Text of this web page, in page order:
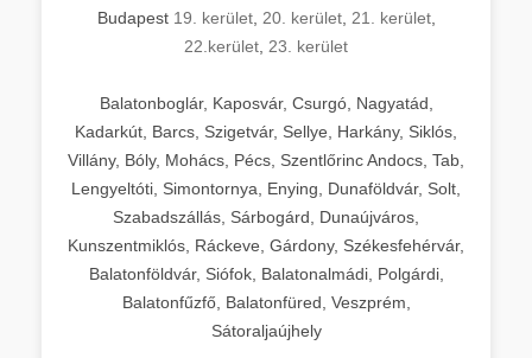
Budapest 19. kerület, 20. kerület, 21. kerület,
22.kerület 23. kerület
Balatonboglár, Kaposvár, Csurgó, Nagyatád,
Kadarkút, Barcs, Szigetvár, Sellye, Harkány, Siklós,
Villány, Bóly, Mohács, Pécs, Szentlőrinc Andocs, Tab,
Lengyeltóti, Simontornya, Enying, Dunaföldvár, Solt,
Szabadszállás, Sárbogárd, Dunaújváros,
Kunszentmiklós, Ráckeve, Gárdony, Székesfehérvár,
Balatonföldvár, Siófok, Balatonalmádi, Polgárdi,
Balatonfűzfő, Balatonfüred, Veszprém,
Sátoraljaújhely